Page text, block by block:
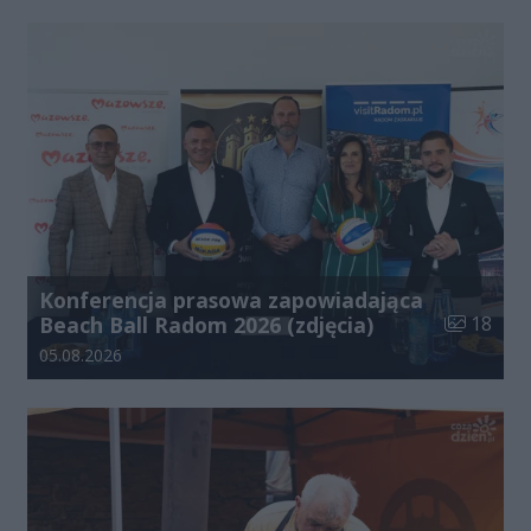
Konferencja prasowa zapowiadająca
Beach Ball Radom 2026 (zdjęcia)
Liczba
18
Data dodania galerii:
05.08.2026